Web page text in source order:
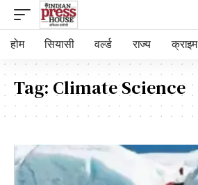
होम सियासी वर्ल्ड राज्य क्राइम
Tag: Climate Science